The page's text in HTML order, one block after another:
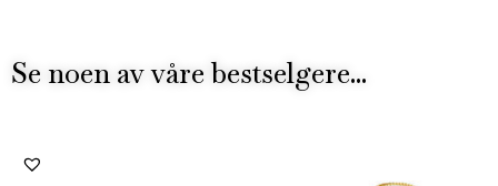
Se noen av våre bestselgere...